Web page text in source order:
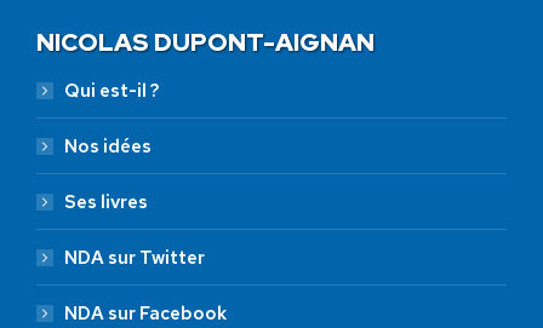
NICOLAS DUPONT-AIGNAN
Qui est-il ?
Nos idées
Ses livres
NDA sur Twitter
NDA sur Facebook